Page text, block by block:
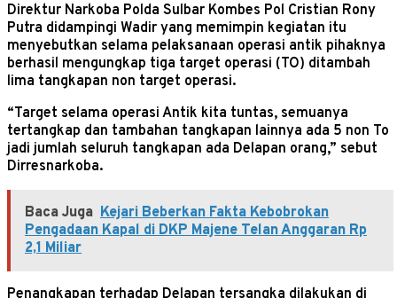
Direktur Narkoba Polda Sulbar Kombes Pol Cristian Rony
Putra didampingi Wadir yang memimpin kegiatan itu
menyebutkan selama pelaksanaan operasi antik pihaknya
berhasil mengungkap tiga target operasi (TO) ditambah
lima tangkapan non target operasi.
“Target selama operasi Antik kita tuntas, semuanya
tertangkap dan tambahan tangkapan lainnya ada 5 non To
jadi jumlah seluruh tangkapan ada Delapan orang,” sebut
Dirresnarkoba.
Baca Juga Kejari Beberkan Fakta Kebobrokan
Pengadaan Kapal di DKP Majene Telan Anggaran Rp
2,1 Miliar